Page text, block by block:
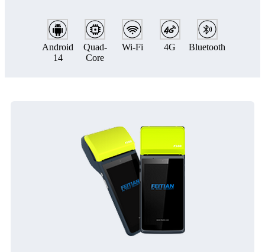
Android
14
Quad-
Core
Wi-Fi 4G Bluetooth